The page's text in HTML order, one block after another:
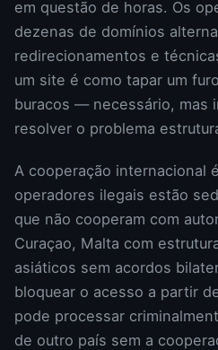
em questão de horas. Os
dezenas de domínios
redirecionamentos e
um site é como tapar um
buracos — necessário, mas
resolver o problema
A cooperação internacional
operadores ilegais estão
que não cooperam com
Curaçao, Malta com
asiáticos sem acordos
bloquear o acesso a partir
pode processar
de outro país sem a